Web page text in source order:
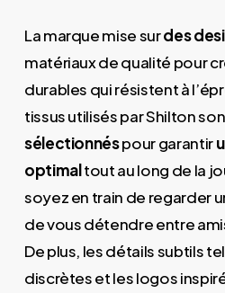
La marque mise surdes
matériaux de qualité pour
durables qui résistent à
tissus utilisés par Shilton
sélectionnéspour garantir
optimaltout au long de la
soyez en train de regarder
de vous détendre entre
De plus, les détails subtils
discrètes et les logos